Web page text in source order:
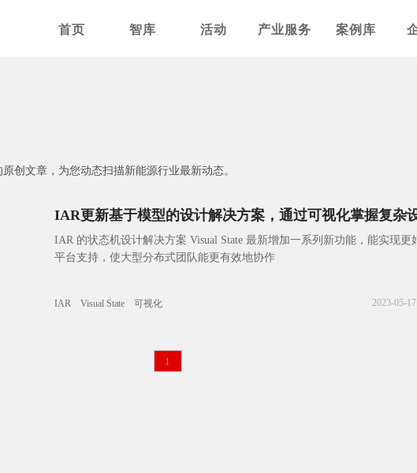
首页 智库 活动 产业服务 案例库
原创文章，为您动态扫描新能源行业最新动态。
IAR更新基于模型的设计解决方案，通过可视化掌握复杂
IAR 的状态机设计解决方案 Visual State 最新增加一系列新功能，能实现更
平台支持，使大型分布式团队能更有效地协作
IAR Visual State 可视化 2023-05-
1